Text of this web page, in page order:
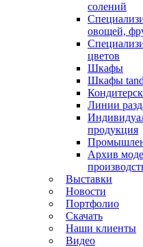
солений
овощей,
цветов
Шкафы
Шкафы
Линии
продукция
Архив
Выставки
Новости
Портфолио
Скачать
Наши клиенты
Видео